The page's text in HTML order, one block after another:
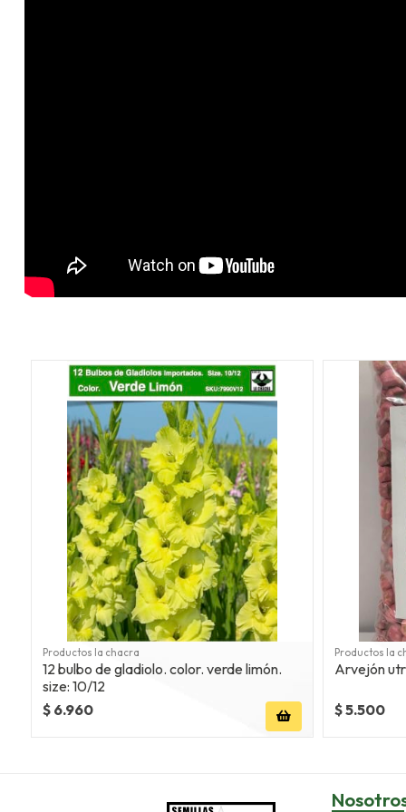
Productos la chacra
12 bulbo de gladiolo. color. verde limón.
size: 10/12
$ 6.960
Productos la
Arvejón
$ 5.500